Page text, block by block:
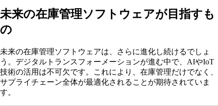
未来の在庫管理ソフトウェアが目指すも
の
未来の在庫管理ソフトウェアは、さらに進化し続けるでしょ
う。デジタルトランスフォーメーションが進む中で、AIやIoT
技術の活用は不可欠です。これにより、在庫管理だけでなく、
サプライチェーン全体が最適化されることが期待されていま
す。